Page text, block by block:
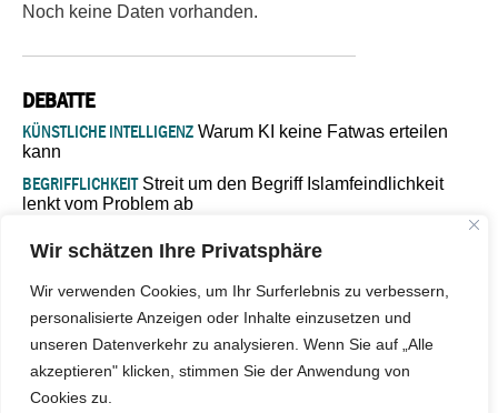
Wir schätzen Ihre Privatsphäre
Wir verwenden Cookies, um Ihr Surferlebnis zu verbessern,
personalisierte Anzeigen oder Inhalte einzusetzen und
unseren Datenverkehr zu analysieren. Wenn Sie auf „Alle
akzeptieren" klicken, stimmen Sie der Anwendung von
Cookies zu.
Noch keine Daten vorhanden.
DEBATTE
KÜNSTLICHE INTELLIGENZ Warum KI keine Fatwas erteilen
kann
BEGRIFFLICHKEITStreit um den Begriff Islamfeindlichkeit
lenkt vom Problem ab
Verantwortung bleibt“
ISLAMISCHE FAKULTÄT IN MÜNSTEREine kritische Schwelle für
die deutsche Religionspolitik
GASTBEITRAGWarum die muslimische Welt eine neue